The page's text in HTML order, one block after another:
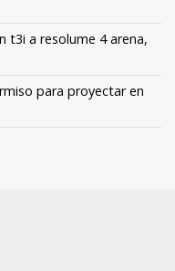
t3i a resolume 4 arena,
para proyectar en